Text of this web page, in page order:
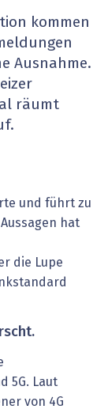
kommen
Ausnahme.
räumt
und führt zu
hat
die Lupe
5G. Laut
von 4G